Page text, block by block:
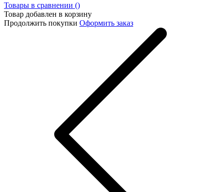
Товары в сравнении ()
Товар добавлен в корзину
Продолжить покупки Оформить заказ